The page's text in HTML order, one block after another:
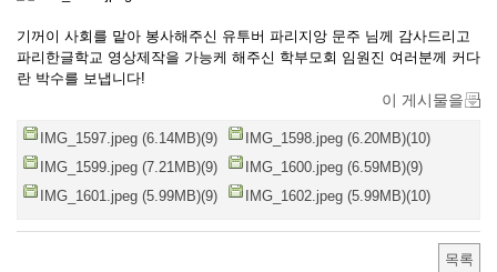
기꺼이 사회를 맡아 봉사해주신 유투버 파리지앙 문주 님께 감사드리고
파리한글학교 영상제작을 가능케 해주신 학부모회 임원진 여러분께 커다
란 박수를 보냅니다!
이 게시물을
IMG_1597.jpeg (6.14MB)(9)
IMG_1598.jpeg (6.20MB)(10)
IMG_1599.jpeg (7.21MB)(9)
IMG_1600.jpeg (6.59MB)(9)
IMG_1601.jpeg (5.99MB)(9)
IMG_1602.jpeg (5.99MB)(10)
목록